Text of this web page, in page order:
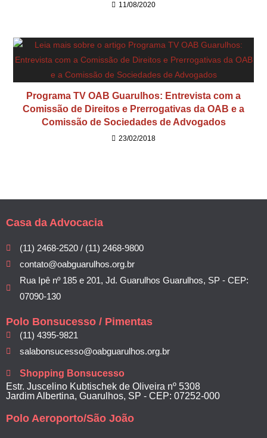
11/08/2020
Programa TV OAB Guarulhos: Entrevista com a
Comissão de Direitos e Prerrogativas da OAB e a
Comissão de Sociedades de Advogados
23/02/2018
Casa da Advocacia
(11) 2468-2520 / (11) 2468-9800
contato@oabguarulhos.org.br
Rua Ipê nº 185 e 201, Jd. Guarulhos Guarulhos, SP - CEP:
07090-130
Polo Bonsucesso / Pimentas
(11) 4395-9821
salabonsucesso@oabguarulhos.org.br
Shopping Bonsucesso
Estr. Juscelino Kubtischek de Oliveira nº 5308
Jardim Albertina, Guarulhos, SP - CEP: 07252-000
Polo Aeroporto/São João